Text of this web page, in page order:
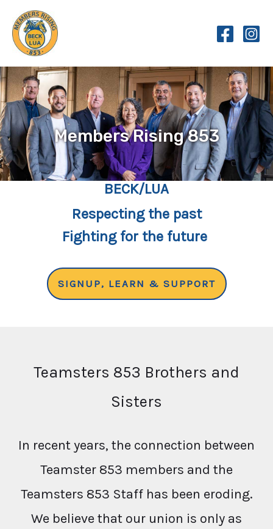
content
Members Rising 853
BECK/LUA
Respecting the past
Fighting for the future
SIGNUP, LEARN & SUPPORT
Teamsters 853 Brothers and
Sisters
In recent years, the connection between
Teamster 853 members and the
Teamsters 853 Staff has been eroding.
We believe that our union is only as